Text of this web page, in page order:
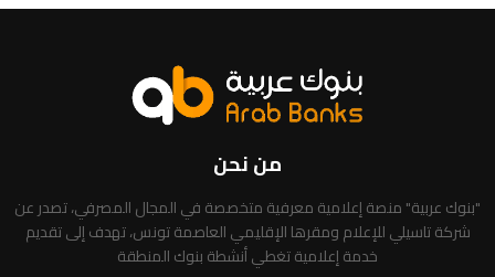
من نحن
"بنوك عربية" منصة إعلامية معرفية متخصصة في المجال المصرفي، تصدر عن
شركة تاسيلي للإعلام ومقرها الإقليمي العاصمة تونس، تهدف إلى تقديم
خدمة إعلامية تغطي أنشطة بنوك المنطقة